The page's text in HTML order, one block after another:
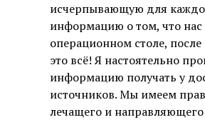
исчерпывающую для
информацию о том, что
операционном столе,
это всё! Я настоятельно
информацию получать у
источников. Мы имеем
лечащего и направляющего